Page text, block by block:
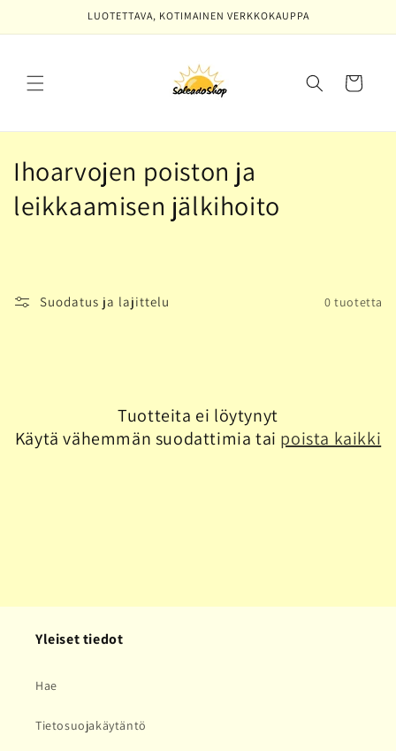
sisältöön
LUOTETTAVA, KOTIMAINEN VERKKOKAUPPA
Ostoskori
K
o
e
:
Ihoarvojen poiston ja
leikkaamisen jälkihoito
Suodatus ja lajittelu 0 tuotetta
Tuotteita ei löytynyt
Käytä vähemmän suodattimia tai poista kaikki
Yleiset tiedot
Hae
Tietosuojakäytäntö